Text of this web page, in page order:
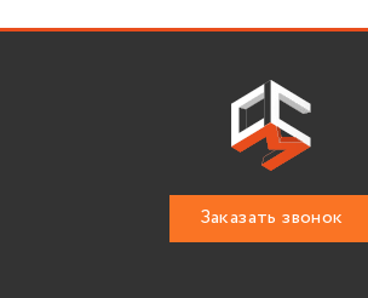
Заказать звонок